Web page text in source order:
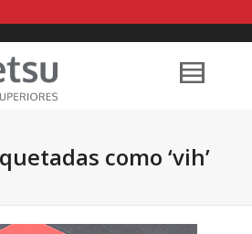
I'm looking for new
medium
that cost
Show me all the
como ‘vih’